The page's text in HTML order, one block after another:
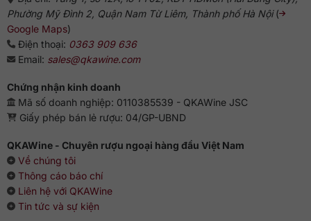
Phường Mỹ Đình 2, Quận Nam Từ Liêm, Thành phố Hà Nội(
Google Maps)
Điện thoại: 0363 909 636
Email: sales@qkawine.com
Chứng nhận kinh doanh
Mã số doanh nghiệp: 0110385539 - QKAWine JSC
Giấy phép bán lẻ rượu: 04/GP-UBND
QKAWine - Chuyên rượu ngoại hàng đầu Việt Nam
Về chúng tôi
Thông cáo báo chí
Liên hệ với QKAWine
Tin tức và sự kiện